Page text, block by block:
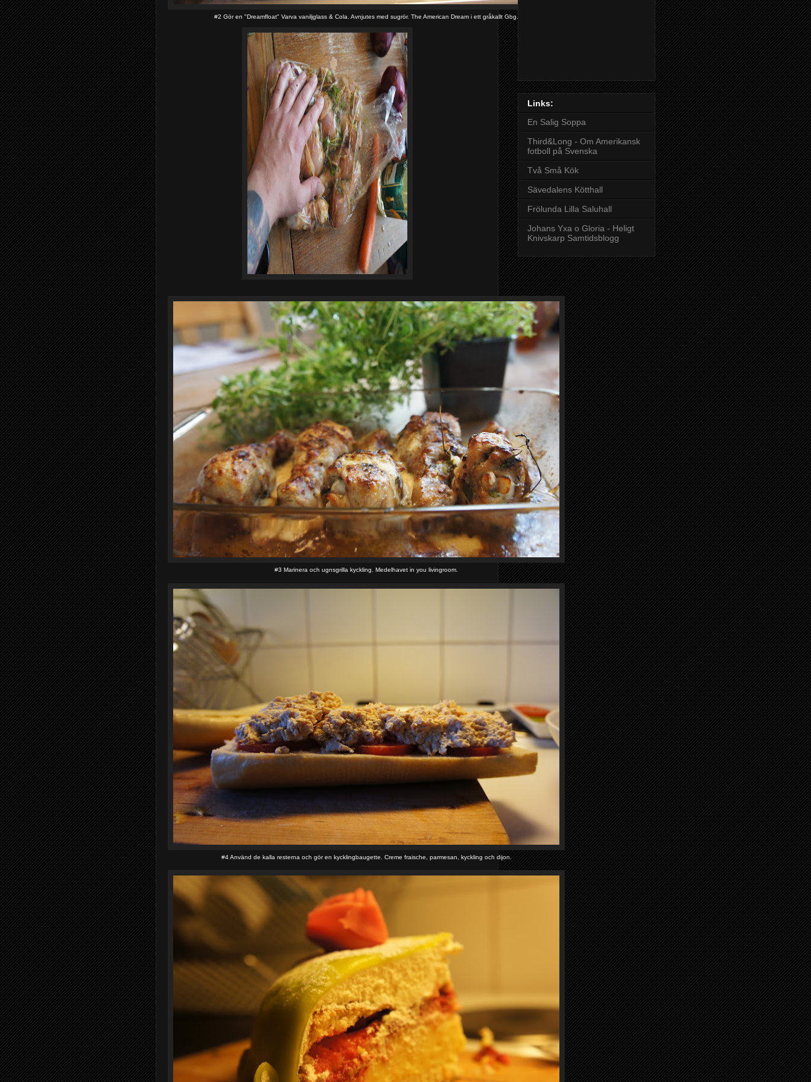
#2 Gör en "Dreamfloat" Varva vaniljglass & Cola. Avnjutes med sugrör. The American Dream i ett gråkallt Gbg.
#3 Marinera och ugnsgrilla kyckling. Medelhavet in you livingroom.
#4 Använd de kalla resterna och gör en kycklingbaugette. Creme fraische, parmesan, kyckling och dijon.
Links:
En Salig Soppa
Third&Long - Om Amerikansk
fotboll på Svenska
Två Små Kök
Sävedalens Kötthall
Frölunda Lilla Saluhall
Johans Yxa o Gloria - Heligt
Knivskarp Samtidsblogg